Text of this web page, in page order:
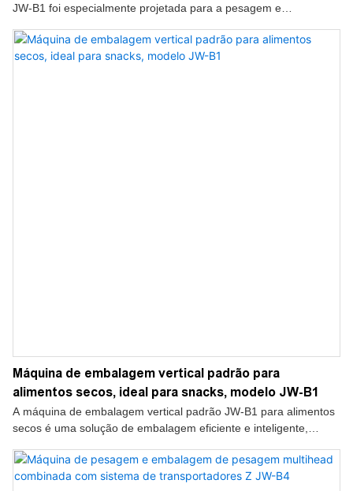
JW-B1 foi especialmente projetada para a pesagem e
Combinando operação em alta velocidade, desempenho estável
e tecnologia de controle inteligente, ela oferece uma solução de
Máquina de embalagem vertical padrão para
alimentos secos, ideal para snacks, modelo JW-B1
A máquina de embalagem vertical padrão JW-B1 para alimentos
secos é uma solução de embalagem eficiente e inteligente,
alimentos secos. Integrando funções automáticas de formação,
enchimento, selagem e corte de sacos, a máquina ajuda os